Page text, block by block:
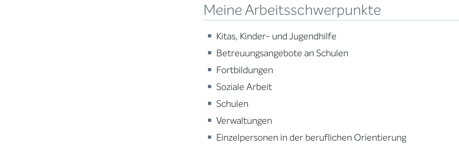
Meine Arbeitsschwerpunkte
Kitas, Kinder- und Jugendhilfe
Betreuungsangebote an Schulen
Fortbildungen
Soziale Arbeit
Schulen
Verwaltungen
Einzelpersonen in der beruflichen Orientierung